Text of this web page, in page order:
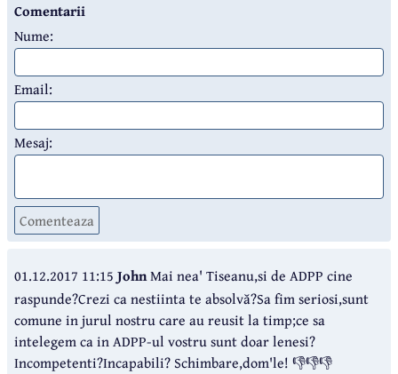
Comentarii
Nume:
Email:
Mesaj:
Comenteaza
01.12.2017 11:15 JohnMai nea' Tiseanu,si de ADPP cine
raspunde?Crezi ca nestiinta te absolvă?Sa fim seriosi,sunt
comune in jurul nostru care au reusit la timp;ce sa
intelegem ca in ADPP-ul vostru sunt doar lenesi?
Incompetenti?Incapabili? Schimbare,dom'le! 👎👎👎